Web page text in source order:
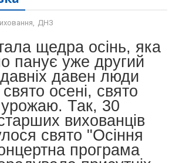
, ДНЗ
щедра осінь, яка
панує уже другий
давен люди
осені, свято
урожаю. Так, 30
вихованців
свято "Осіння
програма